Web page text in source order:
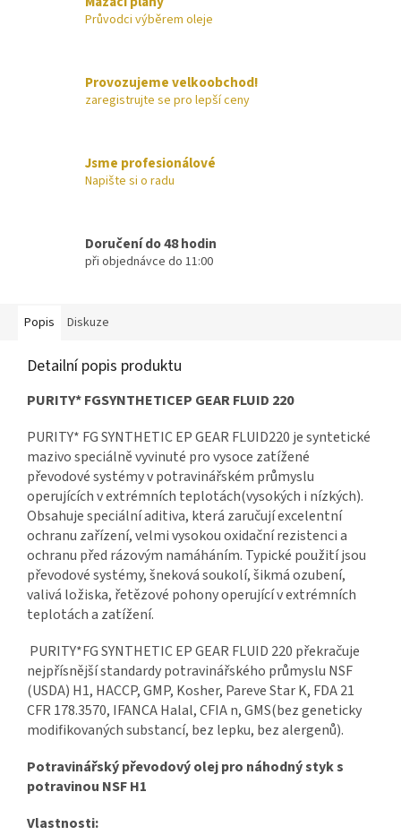
Průvodci výběrem oleje
Provozujeme velkoobchod!
zaregistrujte se pro lepší ceny
Jsme profesionálové
Napište si o radu
Doručení do 48 hodin
při objednávce do 11:00
Popis Diskuze
Detailní popis produktu
PURITY* FGSYNTHETICEP GEAR FLUID 220
PURITY* FG SYNTHETIC EP GEAR FLUID220 je syntetické
mazivo speciálně vyvinuté pro vysoce zatížené
převodové systémy v potravinářském průmyslu
operujících v extrémních teplotách(vysokých i nízkých).
Obsahuje speciální aditiva, která zaručují excelentní
ochranu zařízení, velmi vysokou oxidační rezistenci a
ochranu před rázovým namáháním. Typické použití jsou
převodové systémy, šneková soukolí, šikmá ozubení,
valivá ložiska, řetězové pohony operující v extrémních
teplotách a zatížení.
PURITY*FG SYNTHETIC EP GEAR FLUID 220 překračuje
nejpřísnější standardy potravinářského průmyslu NSF
(USDA) H1, HACCP, GMP, Kosher, Pareve Star K, FDA 21
CFR 178.3570, IFANCA Halal, CFIA n, GMS(bez geneticky
modifikovaných substancí, bez lepku, bez alergenů).
Potravinářský převodový olej pro náhodný styk s
potravinou NSF H1
Vlastnosti: